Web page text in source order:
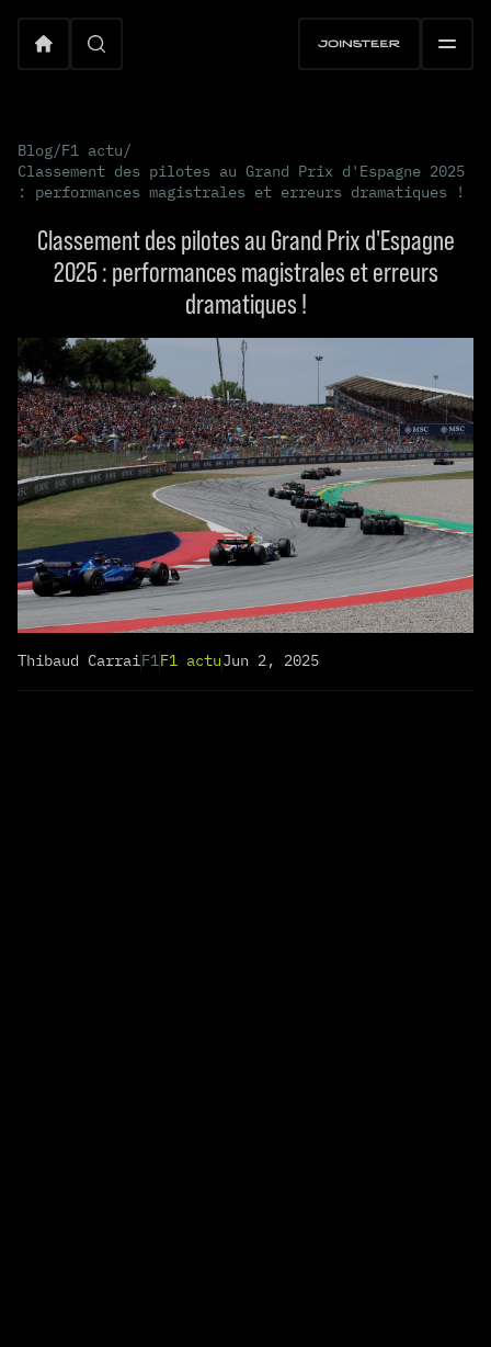
Blog/F1 actu/
Classement des pilotes au Grand Prix d'Espagne 2025
: performances magistrales et erreurs dramatiques !
Classement des pilotes au Grand Prix d'Espagne
2025 : performances magistrales et erreurs
dramatiques !
Thibaud CarraiF1F1 actuJun 2, 2025